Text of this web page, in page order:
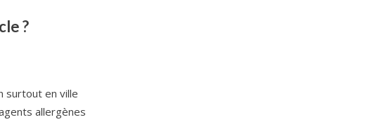
?
surtout en ville
allergènes